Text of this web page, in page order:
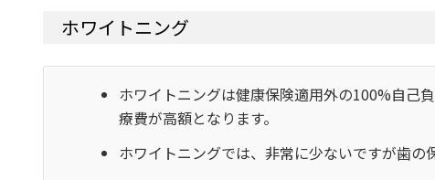
ホワイトニング
ホワイトニングは健康保険適用外の100%自己
療費が高額となります。
ホワイトニングでは、非常に少ないですが歯の